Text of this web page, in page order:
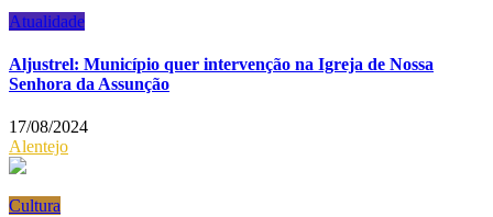
Atualidade
Aljustrel: Município quer intervenção na Igreja de Nossa
Senhora da Assunção
17/08/2024
Alentejo
Cultura